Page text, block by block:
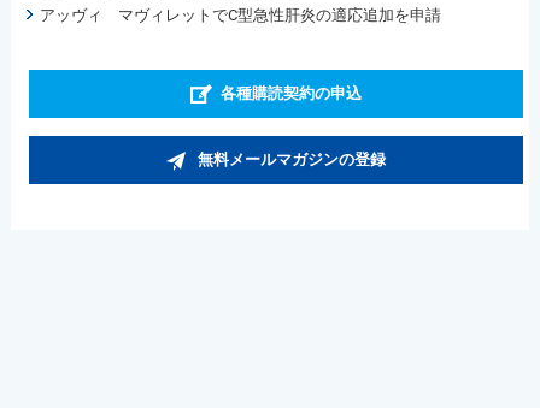
アッヴィ マヴィレットでC型急性肝炎の適応追加を申請
各種購読契約の申込
無料メールマガジンの登録